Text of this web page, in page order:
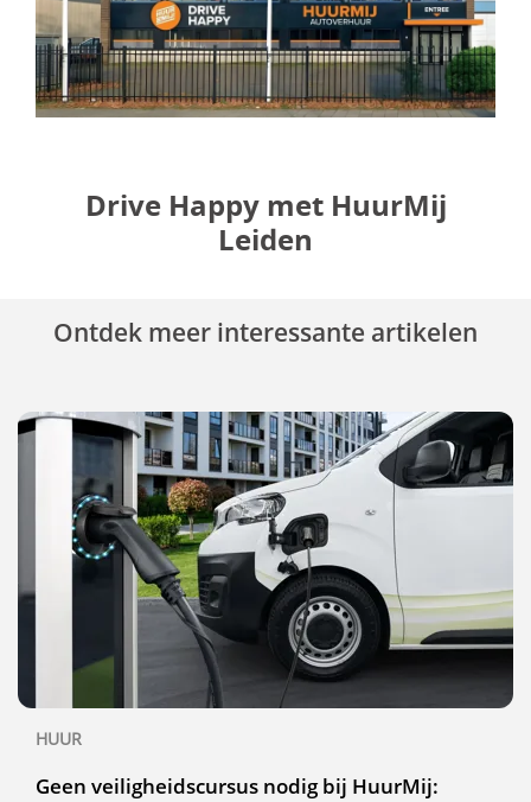
Drive Happy met HuurMij
Leiden
Ontdek meer interessante artikelen
HUUR
Geen veiligheidscursus nodig bij HuurMij: